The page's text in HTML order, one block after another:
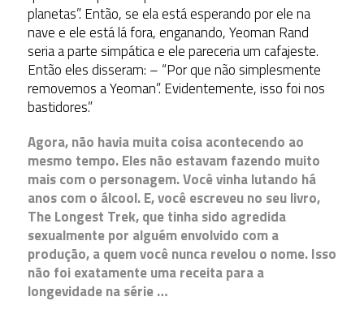
planetas”. Então, se ela está esperando por ele na
nave e ele está lá fora, enganando, Yeoman Rand
seria a parte simpática e ele pareceria um cafajeste.
Então eles disseram: – “Por que não simplesmente
removemos a Yeoman”. Evidentemente, isso foi nos
bastidores.”
Agora, não havia muita coisa acontecendo ao
mesmo tempo. Eles não estavam fazendo muito
mais com o personagem. Você vinha lutando há
anos com o álcool. E, você escreveu no seu livro,
The Longest Trek, que tinha sido agredida
sexualmente por alguém envolvido com a
produção, a quem você nunca revelou o nome. Isso
não foi exatamente uma receita para a
longevidade na série …